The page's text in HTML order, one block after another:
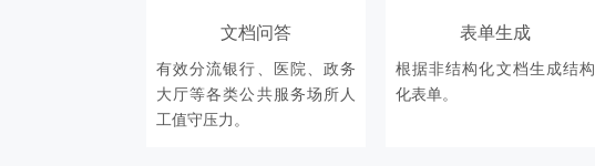
文档问答
有效分流银行、医院、政务
大厅等各类公共服务场所人
工值守压力。
表单生成
根据非结构化文档生成结构
化表单。